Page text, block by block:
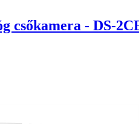
csőkamera - DS-